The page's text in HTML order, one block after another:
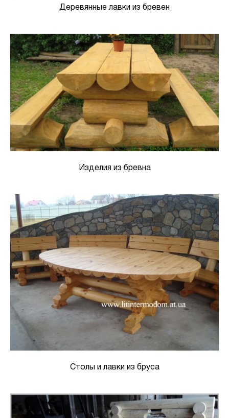
Деревянные лавки из бревен
Изделия из бревна
Столы и лавки из бруса